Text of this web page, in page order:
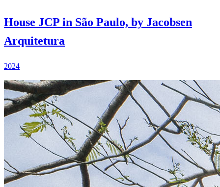
House JCP in São Paulo, by Jacobsen
Arquitetura
2024